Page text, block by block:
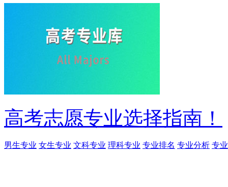
高考志愿专业选择指南！
男生专业 女生专业 文科专业 理科专业 专业排名 专业分析 专